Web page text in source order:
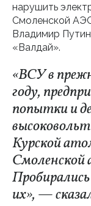
нарушить
Смоленской
Владимир
«Валдай».
«ВСУ в
году,
попытки и
Курской
их», —